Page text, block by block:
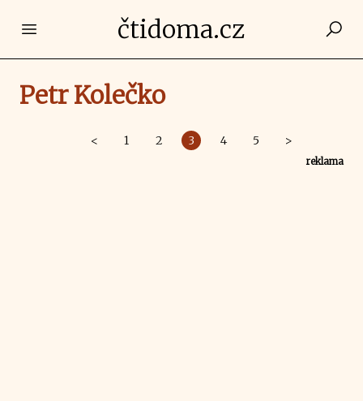
Open main menučtidoma.cz
Petr Kolečko
< 1 2 3 4 5 >
reklama